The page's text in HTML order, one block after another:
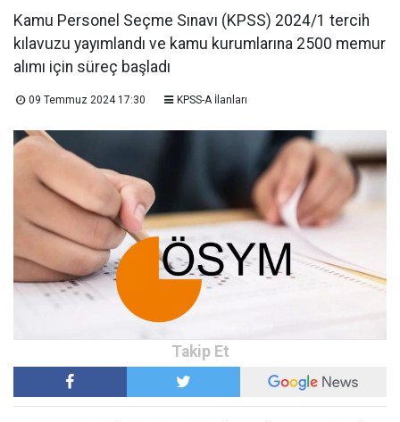
Kamu Personel Seçme Sınavı (KPSS) 2024/1 tercih
kılavuzu yayımlandı ve kamu kurumlarına 2500 memur
alımı için süreç başladı
09 Temmuz 2024 17:30 KPSS-A İlanları